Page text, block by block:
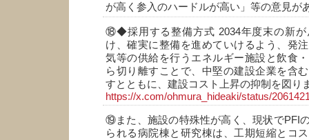
が高く参入のハードルが高い」等の意見が
⑱◆採用する整備方式 2034年度末の新が
け、確実に整備を進めていけるよう、発
気等の供給を行うエネルギー施設と飲食
ら切り離すことで、中堅の建設企業を含
すとともに、建設コスト上昇の抑制を図り
https://x.com/ohmura_hideaki/status/
⑲また、施設の特殊性が高く、現状でPFI
られる病院棟と研究棟は、工期短縮とコ